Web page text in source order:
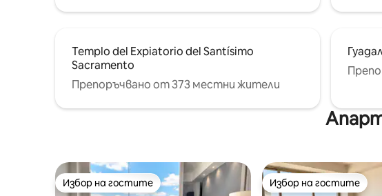
Templo del Expiatorio del Santísimo
Sacramento
Препоръчвано от 373 местни жители
Избор на гостите
Избор на гостите Избор на гостите
Избор на гостите